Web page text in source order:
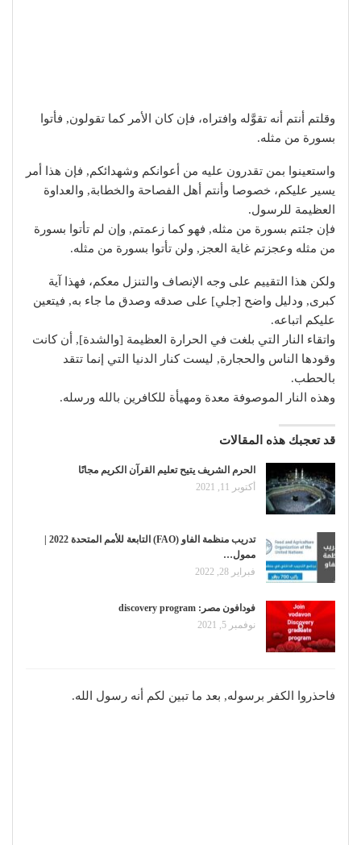
وقلتم أنتم أنه تقوَّله وافتراه، فإن كان الأمر كما تقولون, فأتوا
بسورة من مثله.
واستعينوا بمن تقدرون عليه من أعوانكم وشهدائكم, فإن هذا أمر
يسير عليكم، خصوصا وأنتم أهل الفصاحة والخطابة, والعداوة
العظيمة للرسول.
فإن جئتم بسورة من مثله, فهو كما زعمتم, وإن لم تأتوا بسورة
من مثله وعجزتم غاية العجز, ولن تأتوا بسورة من مثله.
ولكن هذا التقييم على وجه الإنصاف والتنزل معكم، فهذا آية
كبرى, ودليل واضح [جلي] على صدقه وصدق ما جاء به, فيتعين
عليكم اتباعه.
واتقاء النار التي بلغت في الحرارة العظيمة [والشدة], أن كانت
وقودها الناس والحجارة, ليست كنار الدنيا التي إنما تتقد
بالحطب.
وهذه النار الموصوفة معدة ومهيأة للكافرين بالله ورسله.
قد تعجبك هذه المقالات
الحرم الشريف يتيح تعليم القرآن الكريم مجانًا
أكتوبر 11, 2021
تدريب منظمة الفاو (FAO) التابعة للأمم المتحدة 2022 |
ممول…
فبراير 28, 2022
فودافون مصر: discovery program
نوفمبر 5, 2021
فاحذروا الكفر برسوله, بعد ما تبين لكم أنه رسول الله.